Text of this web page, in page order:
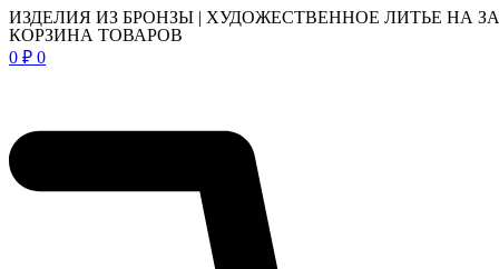
ИЗДЕЛИЯ ИЗ БРОНЗЫ | ХУДОЖЕСТВЕННОЕ ЛИТЬЕ НА
КОРЗИНА ТОВАРОВ
0 ₽ 0